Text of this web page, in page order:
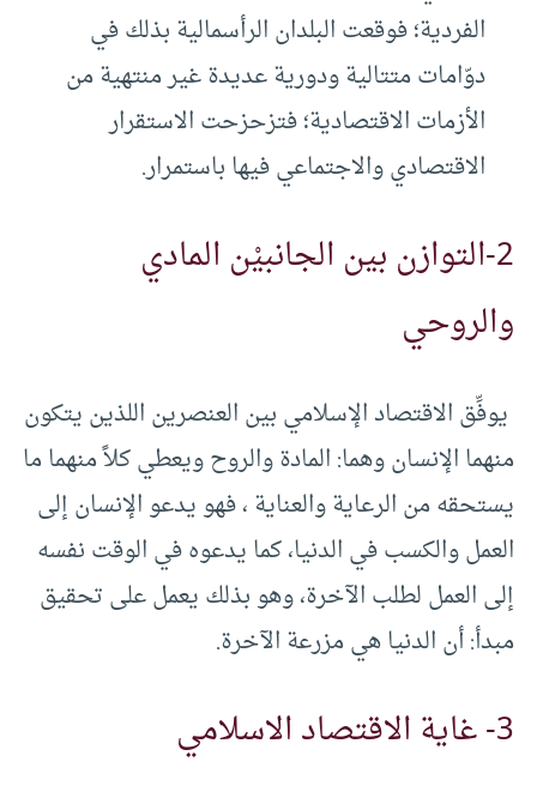
الفردية؛ فوقعت البلدان الرأسمالية بذلك في
دوّامات متتالية ودورية عديدة غير منتهية من
الأزمات الاقتصادية؛ فتزحزحت الاستقرار
الاقتصادي والاجتماعي فيها باستمرار.
2-التوازن بين الجانبيْن المادي
والروحي
يوفِّق الاقتصاد الإسلامي بين العنصرين اللذين يتكون
منهما الإنسان وهما: المادة والروح ويعطي كلاً منهما ما
يستحقه من الرعاية والعناية ، فهو يدعو الإنسان إلى
العمل والكسب في الدنيا، كما يدعوه في الوقت نفسه
إلى العمل لطلب الآخرة، وهو بذلك يعمل على تحقيق
مبدأ: أن الدنيا هي مزرعة الآخرة.
3- غاية الاقتصاد الاسلامي